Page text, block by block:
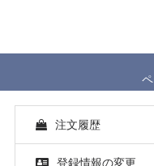
注文履歴
登録情報の変更